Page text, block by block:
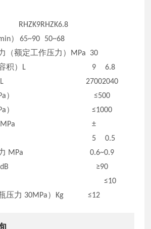
RHZK9RHZK6.8
） 65~90
50~68
（额定工作压力） MPa
30
积） L 9
6.8
L 27002040
） ≤500
） ≤1000
MPa
±
0.5
5
MPa
0.6~0.9
dB ≥90
压力 30MPa ） Kg ≤12
≤10